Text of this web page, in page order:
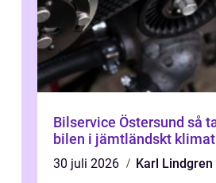
Bilservice Östersund så tar du hand om
bilen i jämtländskt klimat
30 juli 2026
Karl Lindgren